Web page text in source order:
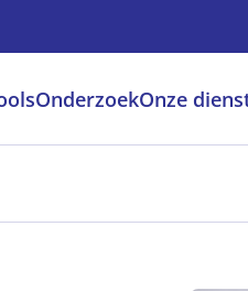
OnderzoekOnze